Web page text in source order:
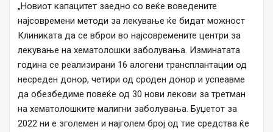
„Новиот капацитет заедно со веќе воведените
најсовремени методи за лекување ќе бидат можност
Клиниката да се вброи во најсовремените центри за
лекување на хематолошки заболувања. Изминатата
година се реализирани 16 алогени трансплантации од
несреден донор, четири од сроден донор и успеавме
да обезбедиме повеќе од 30 нови лекови за третман
на хематолошките малигни заболувања. Буџетот за
2022 ни е зголемен и најголем број од тие средства ќе